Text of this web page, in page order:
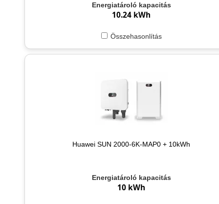
Energiatároló kapacitás
10.24 kWh
Összehasonlítás
Huawei SUN 2000-6K-MAP0 + 10kWh
Energiatároló kapacitás
10 kWh